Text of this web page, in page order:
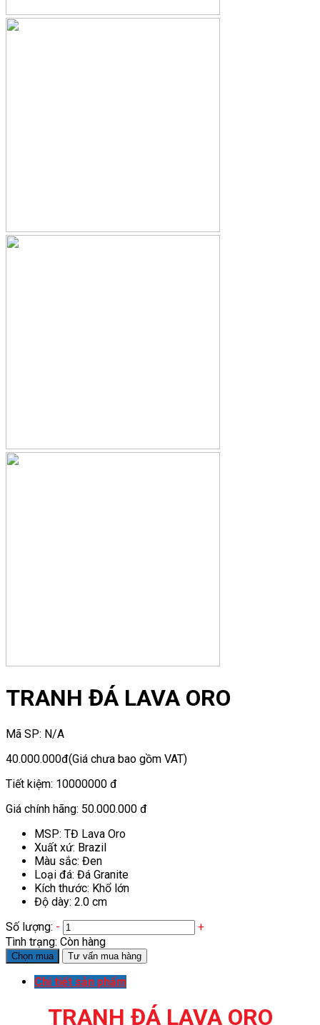
TRANH ĐÁ LAVA ORO
Mã SP: N/A
40.000.000đ(Giá chưa bao gồm VAT)
Tiết kiệm: 10000000 đ
Giá chính hãng: 50.000.000 đ
MSP: TĐ Lava Oro
Xuất xứ: Brazil
Màu sắc: Đen
Loại đá: Đá Granite
Kích thước: Khổ lớn
Độ dày: 2.0 cm
Số lượng: -
+
Tình trạng: Còn hàng
Chọn mua Tư vấn mua hàng
Chi tiết sản phẩm
TRANH ĐÁ LAVA ORO